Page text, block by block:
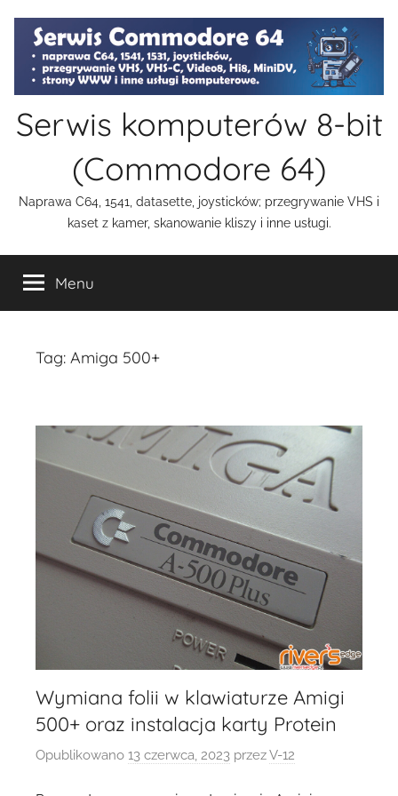
treści
Serwis komputerów 8-bit
(Commodore 64)
Naprawa C64, 1541, datasette, joysticków; przegrywanie VHS i
kaset z kamer, skanowanie kliszy i inne usługi.
Menu
Tag: Amiga 500+
Wymiana folii w klawiaturze Amigi
500+ oraz instalacja karty Protein
Opublikowano 13 czerwca, 2023 przezV-12